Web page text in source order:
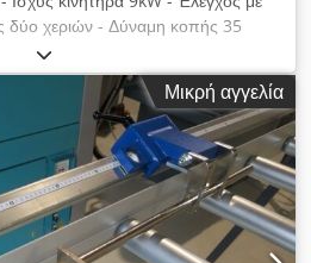
δύο χεριών - Δύναμη κοπής 35
- Κανάλι κοπής: - μέγ.
Cjdpfxjgl Ac Se Ablsha - μέγ.
μηχανήματος περ. 4 τόνους -
μπλε - Προστατευτικό σχάρα
χειρισμού και απέναντι -
συμπεριλαμβάνονται (για
με περονοφόρο) Ειδική
πληροφορίες κατόπιν
Μικρή αγγελία